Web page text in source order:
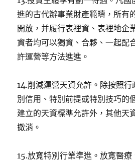
進的古代辦事業財產範疇，所有
開放，并履行表裡資、表裡地企
資者均可以獨資、合夥、一起配
許運營等方法進進。
14.削減運營天資允許。除按照
別信用、特別前提或特別技巧的
建立的天資標準允許外，其他天
撤消。
15.放寬特別行業準進。放寬醫